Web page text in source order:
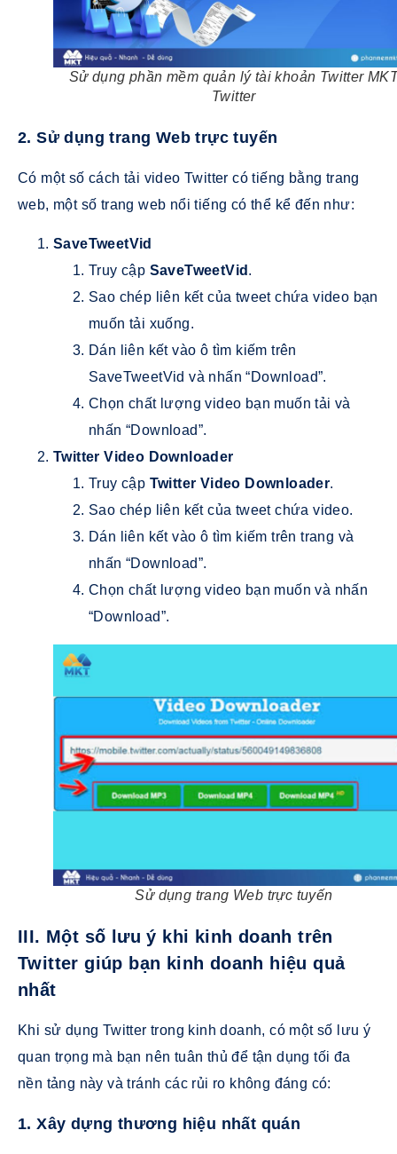
Sử dụng phần mềm quản lý tài khoản Twitter
Twitter
2. Sử dụng trang Web trực tuyến
Có một số cách tải video Twitter có tiếng bằng trang
web, một số trang web nổi tiếng có thể kể đến như:
SaveTweetVid
Truy cập SaveTweetVid .
Sao chép liên kết của tweet chứa video bạn
muốn tải xuống.
Dán liên kết vào ô tìm kiếm trên
SaveTweetVid và nhấn “Download”.
Chọn chất lượng video bạn muốn tải và
nhấn “Download”.
Twitter Video Downloader
Truy cập Twitter Video Downloader.
Sao chép liên kết của tweet chứa video.
Dán liên kết vào ô tìm kiếm trên trang và
nhấn “Download”.
Chọn chất lượng video bạn muốn và nhấn
“Download”.
Sử dụng trang Web trực tuyến
III. Một số lưu ý khi kinh doanh trên
Twitter giúp bạn kinh doanh hiệu quả
nhất
Khi sử dụng Twitter trong kinh doanh, có một số lưu ý
quan trọng mà bạn nên tuân thủ để tận dụng tối đa
nền tảng này và tránh các rủi ro không đáng có:
1. Xây dựng thương hiệu nhất quán